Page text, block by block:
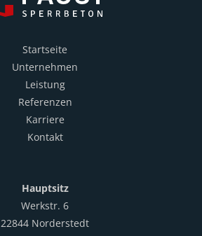
Startseite
Unternehmen
Leistung
Referenzen
Karriere
Kontakt
Hauptsitz
Werkstr. 6
22844 Norderstedt